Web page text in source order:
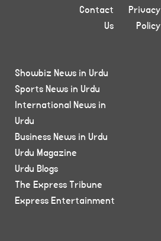
Privacy
Policy
Contact
Us
Showbiz News in Urdu
Sports News in Urdu
International News in
Urdu
Business News in Urdu
Urdu Magazine
Urdu Blogs
The Express Tribune
Express Entertainment